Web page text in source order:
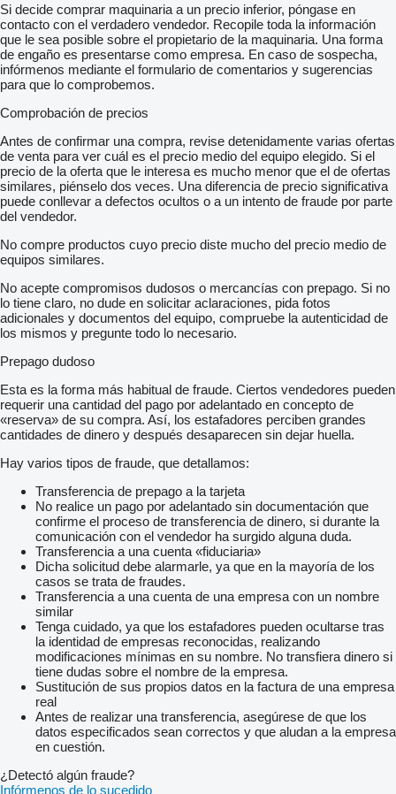
Si decide comprar maquinaria a un precio inferior, póngase en
contacto con el verdadero vendedor. Recopile toda la información
que le sea posible sobre el propietario de la maquinaria. Una forma
de engaño es presentarse como empresa. En caso de sospecha,
infórmenos mediante el formulario de comentarios y sugerencias
para que lo comprobemos.
Comprobación de precios
Antes de confirmar una compra, revise detenidamente varias ofertas
de venta para ver cuál es el precio medio del equipo elegido. Si el
precio de la oferta que le interesa es mucho menor que el de ofertas
similares, piénselo dos veces. Una diferencia de precio significativa
puede conllevar a defectos ocultos o a un intento de fraude por parte
del vendedor.
No compre productos cuyo precio diste mucho del precio medio de
equipos similares.
No acepte compromisos dudosos o mercancías con prepago. Si no
lo tiene claro, no dude en solicitar aclaraciones, pida fotos
adicionales y documentos del equipo, compruebe la autenticidad de
los mismos y pregunte todo lo necesario.
Prepago dudoso
Esta es la forma más habitual de fraude. Ciertos vendedores pueden
requerir una cantidad del pago por adelantado en concepto de
«reserva» de su compra. Así, los estafadores perciben grandes
cantidades de dinero y después desaparecen sin dejar huella.
Hay varios tipos de fraude, que detallamos:
Transferencia de prepago a la tarjeta
No realice un pago por adelantado sin documentación que
confirme el proceso de transferencia de dinero, si durante la
comunicación con el vendedor ha surgido alguna duda.
Transferencia a una cuenta «fiduciaria»
Dicha solicitud debe alarmarle, ya que en la mayoría de los
casos se trata de fraudes.
Transferencia a una cuenta de una empresa con un nombre
similar
Tenga cuidado, ya que los estafadores pueden ocultarse tras
la identidad de empresas reconocidas, realizando
modificaciones mínimas en su nombre. No transfiera dinero si
tiene dudas sobre el nombre de la empresa.
Sustitución de sus propios datos en la factura de una empresa
real
Antes de realizar una transferencia, asegúrese de que los
datos especificados sean correctos y que aludan a la empresa
en cuestión.
¿Detectó algún fraude?
Infórmenos de lo sucedido